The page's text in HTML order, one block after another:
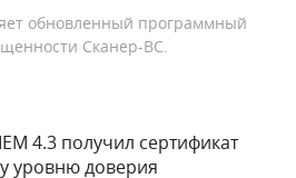
обновленный программный
Сканер-ВС.
4.3 получил сертификат
уровню доверия